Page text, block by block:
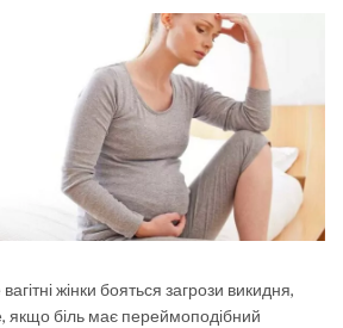
жінки бояться загрози викидня,
якщо біль має переймоподібний